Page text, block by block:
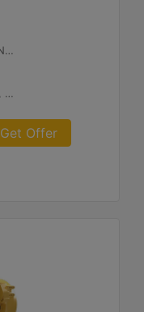
280 lb-ft @ 1360 rpm - 380 Nm @ 1360 rpm
U.S. EPA & CARB Tier 4 Final, EU Stage V
Get Offer